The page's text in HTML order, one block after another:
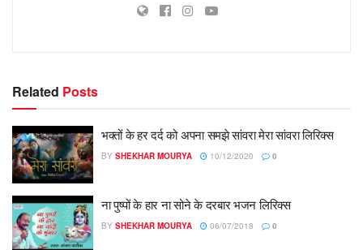
Related Posts
भक्तों के हर दर्द को अपना समझे सांवरा मेरा सांवरा लिरिक्स
BY SHEKHAR MOURYA 10/12/2020 0
ना पुष्पों के हार ना सोने के दरबार भजन लिरिक्स
BY SHEKHAR MOURYA 06/07/2018 0